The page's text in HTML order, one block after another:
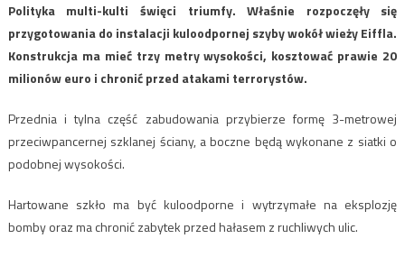
Polityka multi-kulti święci triumfy. Właśnie rozpoczęły się
przygotowania do instalacji kuloodpornej szyby wokół wieży Eiffla.
Konstrukcja ma mieć trzy metry wysokości, kosztować prawie 20
milionów euro i chronić przed atakami terrorystów.
Przednia i tylna część zabudowania przybierze formę 3-metrowej
przeciwpancernej szklanej ściany, a boczne będą wykonane z siatki o
podobnej wysokości.
Hartowane szkło ma być kuloodporne i wytrzymałe na eksplozję
bomby oraz ma chronić zabytek przed hałasem z ruchliwych ulic.